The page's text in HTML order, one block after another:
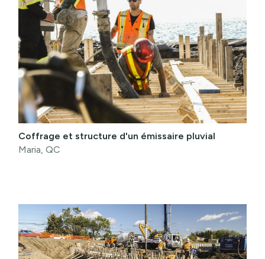
Coffrage et structure d'un émissaire pluvial
Maria, QC